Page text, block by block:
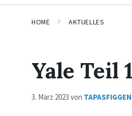
HOME AKTUELLES
Yale Teil
3. März 2023 von TAPASFIGGEN